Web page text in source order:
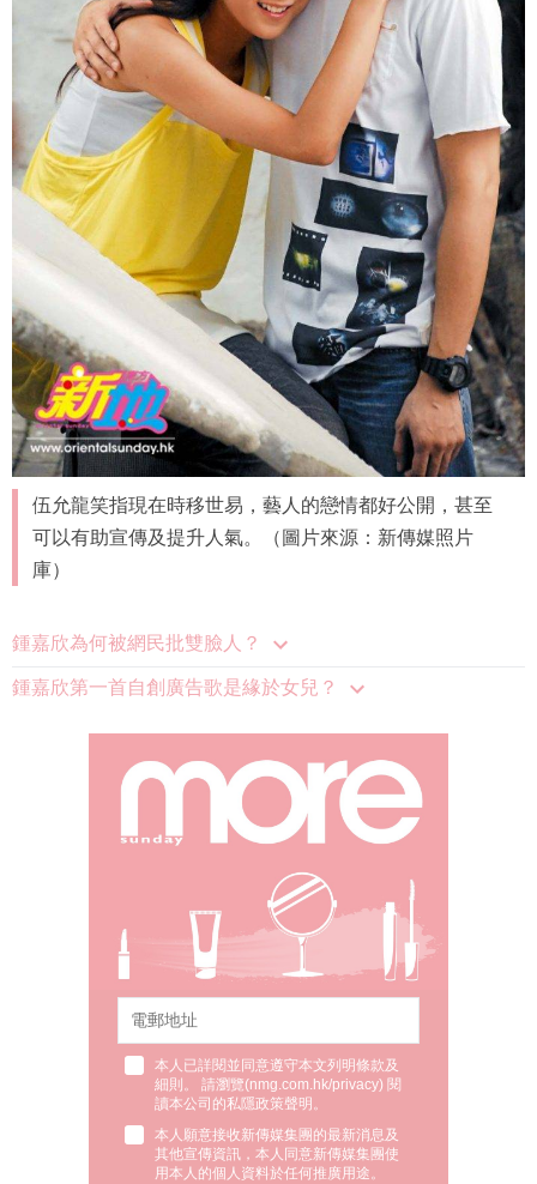
伍允龍笑指現在時移世易，藝人的戀情都好公開，甚至
可以有助宣傳及提升人氣。（圖片來源：新傳媒照片
庫）
鍾嘉欣為何被網民批雙臉人？
鍾嘉欣第一首自創廣告歌是緣於女兒？
本人已詳閱並同意遵守本文列明條款及
細則。 請瀏覽(nmg.com.hk/privacy) 閱
讀本公司的私隱政策聲明。
本人願意接收新傳媒集團的最新消息及
其他宣傳資訊，本人同意新傳媒集團使
用本人的個人資料於任何推廣用途。